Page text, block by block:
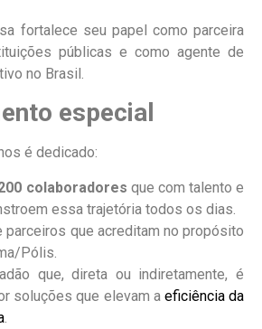
fortalece seu papel como parceira
públicas e como agente de
no Brasil.
especial
é dedicado:
colaboradores que com talento e
essa trajetória todos os dias.
parceiros que acreditam no propósito
Pólis.
que, direta ou indiretamente, é
soluções que elevam a eficiência da